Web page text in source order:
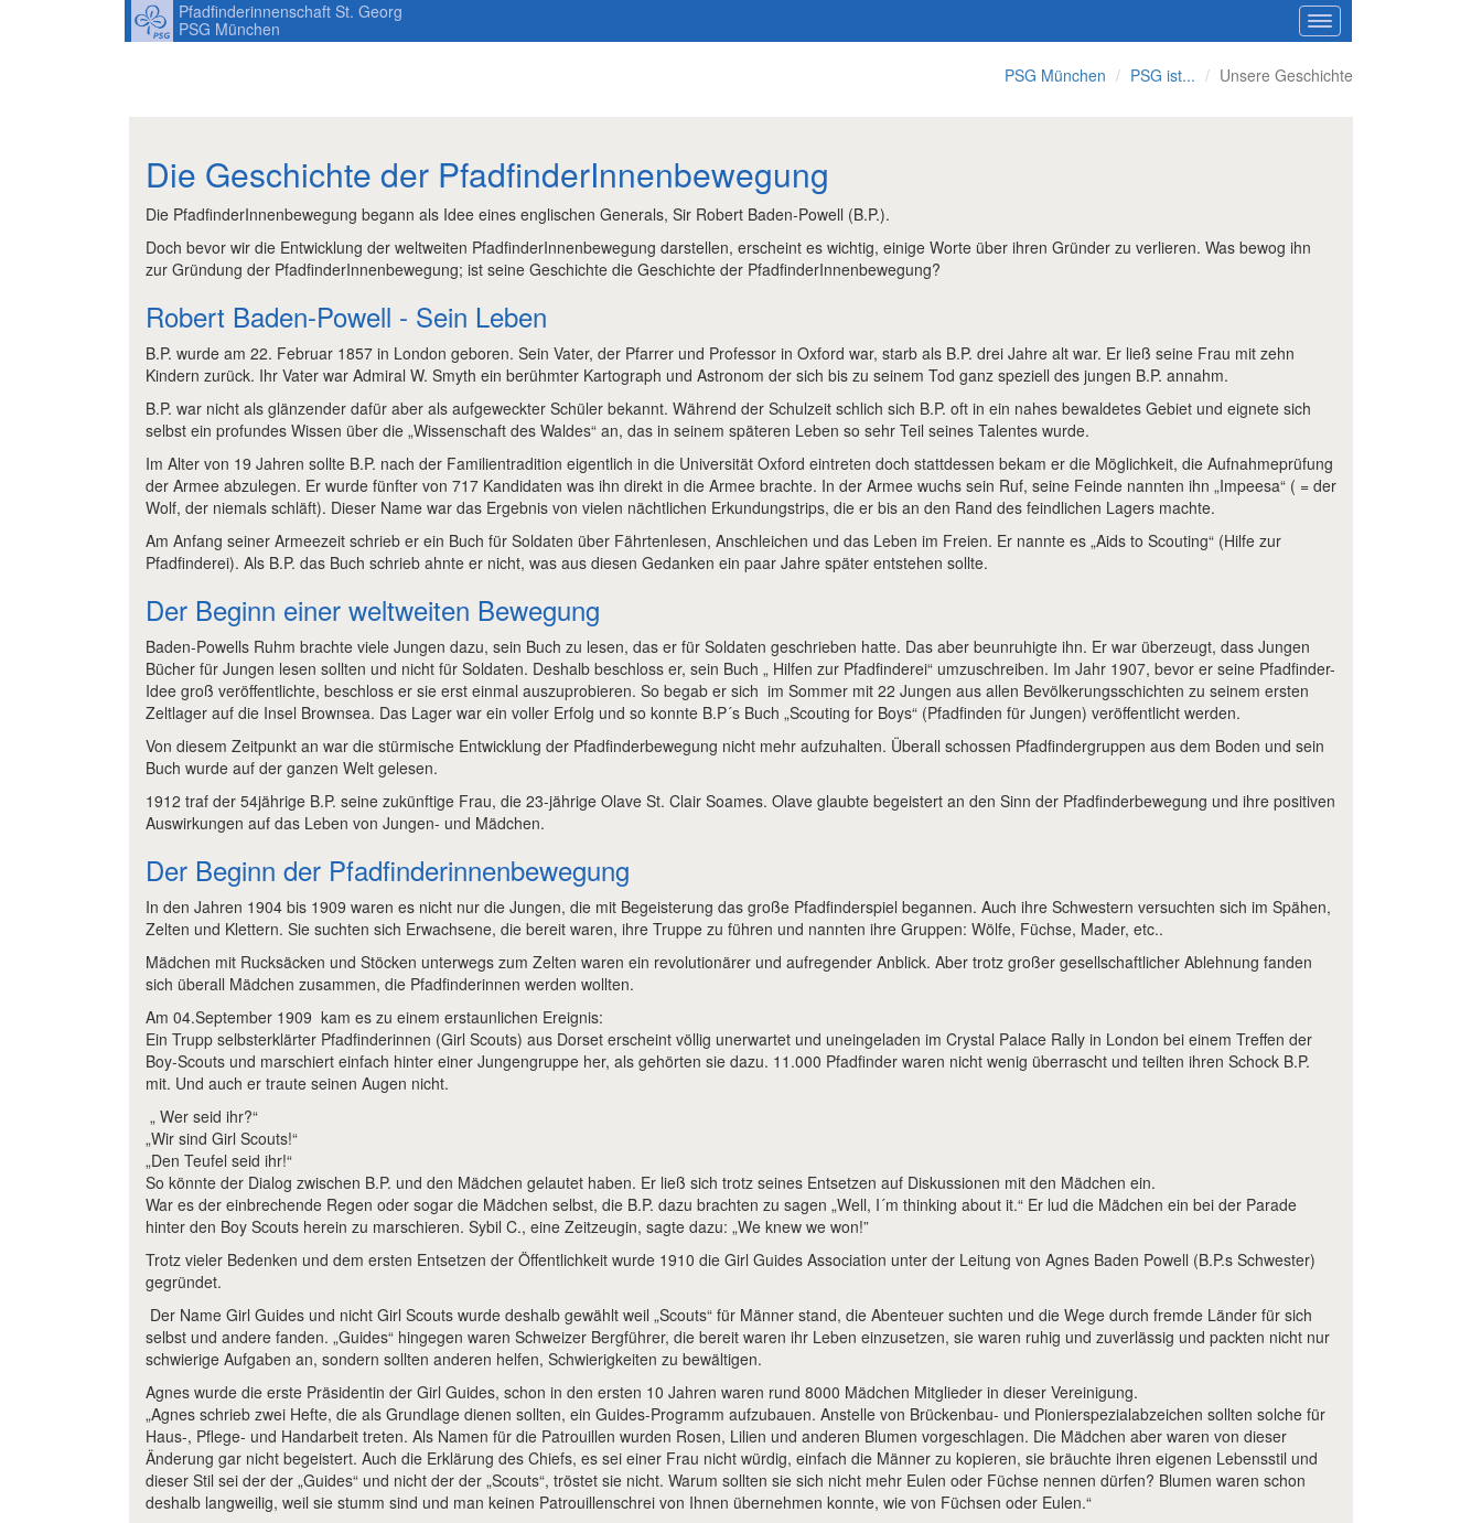
Pfadfinderinnenschaft St. Georg
PSG München
PSG München PSG ist... Unsere Geschichte
Die Geschichte der PfadfinderInnenbewegung
Die PfadfinderInnenbewegung begann als Idee eines englischen Generals, Sir Robert Baden-Powell (B.P.).
Doch bevor wir die Entwicklung der weltweiten PfadfinderInnenbewegung darstellen, erscheint es wichtig, einige Worte über ihren Gründer zu verlieren. Was bewog ihn
zur Gründung der PfadfinderInnenbewegung; ist seine Geschichte die Geschichte der PfadfinderInnenbewegung?
Robert Baden-Powell - Sein Leben
B.P. wurde am 22. Februar 1857 in London geboren. Sein Vater, der Pfarrer und Professor in Oxford war, starb als B.P. drei Jahre alt war. Er ließ seine Frau mit zehn
Kindern zurück. Ihr Vater war Admiral W. Smyth ein berühmter Kartograph und Astronom der sich bis zu seinem Tod ganz speziell des jungen B.P. annahm.
B.P. war nicht als glänzender dafür aber als aufgeweckter Schüler bekannt. Während der Schulzeit schlich sich B.P. oft in ein nahes bewaldetes Gebiet und eignete sich
selbst ein profundes Wissen über die „Wissenschaft des Waldes“ an, das in seinem späteren Leben so sehr Teil seines Talentes wurde.
Im Alter von 19 Jahren sollte B.P. nach der Familientradition eigentlich in die Universität Oxford eintreten doch stattdessen bekam er die Möglichkeit, die Aufnahmeprüfung
der Armee abzulegen. Er wurde fünfter von 717 Kandidaten was ihn direkt in die Armee brachte. In der Armee wuchs sein Ruf, seine Feinde nannten ihn „Impeesa“ ( = der
Wolf, der niemals schläft). Dieser Name war das Ergebnis von vielen nächtlichen Erkundungstrips, die er bis an den Rand des feindlichen Lagers machte.
Am Anfang seiner Armeezeit schrieb er ein Buch für Soldaten über Fährtenlesen, Anschleichen und das Leben im Freien. Er nannte es „Aids to Scouting“ (Hilfe zur
Pfadfinderei). Als B.P. das Buch schrieb ahnte er nicht, was aus diesen Gedanken ein paar Jahre später entstehen sollte.
Der Beginn einer weltweiten Bewegung
Baden-Powells Ruhm brachte viele Jungen dazu, sein Buch zu lesen, das er für Soldaten geschrieben hatte. Das aber beunruhigte ihn. Er war überzeugt, dass Jungen
Bücher für Jungen lesen sollten und nicht für Soldaten. Deshalb beschloss er, sein Buch „ Hilfen zur Pfadfinderei“ umzuschreiben. Im Jahr 1907, bevor er seine Pfadfinder-
Idee groß veröffentlichte, beschloss er sie erst einmal auszuprobieren. So begab er sich im Sommer mit 22 Jungen aus allen Bevölkerungsschichten zu seinem ersten
Zeltlager auf die Insel Brownsea. Das Lager war ein voller Erfolg und so konnte B.P´s Buch „Scouting for Boys“ (Pfadfinden für Jungen) veröffentlicht werden.
Von diesem Zeitpunkt an war die stürmische Entwicklung der Pfadfinderbewegung nicht mehr aufzuhalten. Überall schossen Pfadfindergruppen aus dem Boden und sein
Buch wurde auf der ganzen Welt gelesen.
1912 traf der 54jährige B.P. seine zukünftige Frau, die 23-jährige Olave St. Clair Soames. Olave glaubte begeistert an den Sinn der Pfadfinderbewegung und ihre positiven
Auswirkungen auf das Leben von Jungen- und Mädchen.
Der Beginn der Pfadfinderinnenbewegung
In den Jahren 1904 bis 1909 waren es nicht nur die Jungen, die mit Begeisterung das große Pfadfinderspiel begannen. Auch ihre Schwestern versuchten sich im Spähen,
Zelten und Klettern. Sie suchten sich Erwachsene, die bereit waren, ihre Truppe zu führen und nannten ihre Gruppen: Wölfe, Füchse, Mader, etc..
Mädchen mit Rucksäcken und Stöcken unterwegs zum Zelten waren ein revolutionärer und aufregender Anblick. Aber trotz großer gesellschaftlicher Ablehnung fanden
sich überall Mädchen zusammen, die Pfadfinderinnen werden wollten.
Am 04.September 1909 kam es zu einem erstaunlichen Ereignis:
Ein Trupp selbsterklärter Pfadfinderinnen (Girl Scouts) aus Dorset erscheint völlig unerwartet und uneingeladen im Crystal Palace Rally in London bei einem Treffen der
Boy-Scouts und marschiert einfach hinter einer Jungengruppe her, als gehörten sie dazu. 11.000 Pfadfinder waren nicht wenig überrascht und teilten ihren Schock B.P.
mit. Und auch er traute seinen Augen nicht.
„ Wer seid ihr?“
„Wir sind Girl Scouts!“
„Den Teufel seid ihr!“
So könnte der Dialog zwischen B.P. und den Mädchen gelautet haben. Er ließ sich trotz seines Entsetzen auf Diskussionen mit den Mädchen ein.
War es der einbrechende Regen oder sogar die Mädchen selbst, die B.P. dazu brachten zu sagen „Well, I´m thinking about it.“ Er lud die Mädchen ein bei der Parade
hinter den Boy Scouts herein zu marschieren. Sybil C., eine Zeitzeugin, sagte dazu: „We knew we won!”
Trotz vieler Bedenken und dem ersten Entsetzen der Öffentlichkeit wurde 1910 die Girl Guides Association unter der Leitung von Agnes Baden Powell (B.P.s Schwester)
gegründet.
Der Name Girl Guides und nicht Girl Scouts wurde deshalb gewählt weil „Scouts“ für Männer stand, die Abenteuer suchten und die Wege durch fremde Länder für sich
selbst und andere fanden. „Guides“ hingegen waren Schweizer Bergführer, die bereit waren ihr Leben einzusetzen, sie waren ruhig und zuverlässig und packten nicht nur
schwierige Aufgaben an, sondern sollten anderen helfen, Schwierigkeiten zu bewältigen.
Agnes wurde die erste Präsidentin der Girl Guides, schon in den ersten 10 Jahren waren rund 8000 Mädchen Mitglieder in dieser Vereinigung.
„Agnes schrieb zwei Hefte, die als Grundlage dienen sollten, ein Guides-Programm aufzubauen. Anstelle von Brückenbau- und Pionierspezialabzeichen sollten solche für
Haus-, Pflege- und Handarbeit treten. Als Namen für die Patrouillen wurden Rosen, Lilien und anderen Blumen vorgeschlagen. Die Mädchen aber waren von dieser
Änderung gar nicht begeistert. Auch die Erklärung des Chiefs, es sei einer Frau nicht würdig, einfach die Männer zu kopieren, sie bräuchte ihren eigenen Lebensstil und
dieser Stil sei der der „Guides“ und nicht der der „Scouts“, tröstet sie nicht. Warum sollten sie sich nicht mehr Eulen oder Füchse nennen dürfen? Blumen waren schon
deshalb langweilig, weil sie stumm sind und man keinen Patrouillenschrei von Ihnen übernehmen konnte, wie von Füchsen oder Eulen.“